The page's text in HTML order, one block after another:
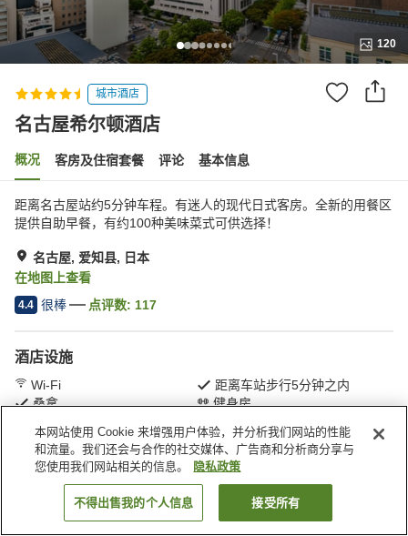
120
城市酒店
名古屋希尔顿酒店
概况 客房及住宿套餐 评论 基本信息
距离名古屋站约5分钟车程。有迷人的现代日式客房。全新的用餐区
提供自助早餐，有约100种美味菜式可供选择！
名古屋, 爱知县, 日本
在地图上查看
4.4 很棒 点评数: 117
酒店设施
Wi-Fi
距离车站步行5分钟之内
桑拿
健身房
首页 日本 爱知县 名古屋 名古屋希尔顿酒店
搜索客房
本网站使用 Cookie 来增强用户体验，并分析我们网站的性能
和流量。我们还会与合作的社交媒体、广告商和分析商分享与
您使用我们网站相关的信息。
隐私政策
不得出售我的个人信息 接受所有